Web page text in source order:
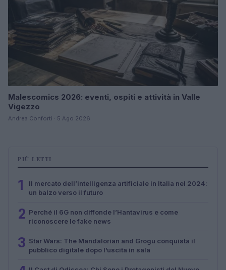
Malescomics 2026: eventi, ospiti e attività in Valle
Vigezzo
Andrea Conforti · 5 Ago 2026
PIÙ LETTI
1
Il mercato dell’intelligenza artificiale in Italia nel 2024:
un balzo verso il futuro
2 Perché il 6G non diffonde l’Hantavirus e come
riconoscere le fake news
3 Star Wars: The Mandalorian and Grogu conquista il
pubblico digitale dopo l’uscita in sala